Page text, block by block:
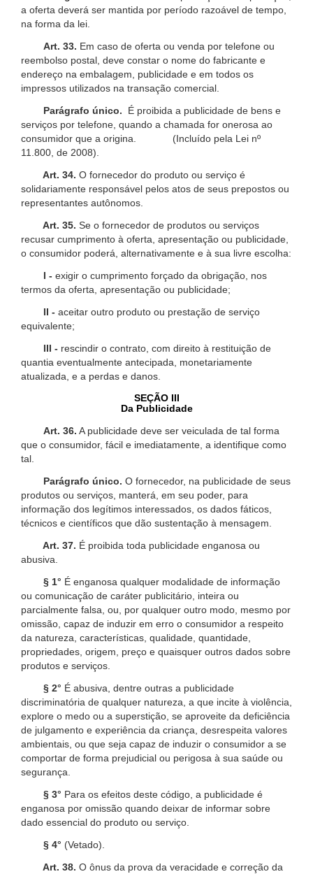
a oferta deverá ser mantida por período razoável de tempo,
na forma da lei.
Art. 33. Em caso de oferta ou venda por telefone ou
reembolso postal, deve constar o nome do fabricante e
endereço na embalagem, publicidade e em todos os
impressos utilizados na transação comercial.
Parágrafo único.
É proibida a publicidade de bens e
serviços por telefone, quando a chamada for onerosa ao
consumidor que a origina. (Incluído pela Lei nº
11.800, de 2008).
Art. 34. O fornecedor do produto ou serviço é
solidariamente responsável pelos atos de seus prepostos ou
representantes autônomos.
Art. 35. Se o fornecedor de produtos ou serviços
recusar cumprimento à oferta, apresentação ou publicidade,
o consumidor poderá, alternativamente e à sua livre escolha:
I - exigir o cumprimento forçado da obrigação, nos
termos da oferta, apresentação ou publicidade;
II - aceitar outro produto ou prestação de serviço
equivalente;
III - rescindir o contrato, com direito à restituição de
quantia eventualmente antecipada, monetariamente
atualizada, e a perdas e danos.
SEÇÃO III
Da Publicidade
Art. 36. A publicidade deve ser veiculada de tal forma
que o consumidor, fácil e imediatamente, a identifique como
tal.
Parágrafo único. O fornecedor, na publicidade de seus
produtos ou serviços, manterá, em seu poder, para
informação dos legítimos interessados, os dados fáticos,
técnicos e científicos que dão sustentação à mensagem.
Art. 37. É proibida toda publicidade enganosa ou
abusiva.
§ 1° É enganosa qualquer modalidade de informação
ou comunicação de caráter publicitário, inteira ou
parcialmente falsa, ou, por qualquer outro modo, mesmo por
omissão, capaz de induzir em erro o consumidor a respeito
da natureza, características, qualidade, quantidade,
propriedades, origem, preço e quaisquer outros dados sobre
produtos e serviços.
§ 2° É abusiva, dentre outras a publicidade
discriminatória de qualquer natureza, a que incite à violência,
explore o medo ou a superstição, se aproveite da deficiência
de julgamento e experiência da criança, desrespeita valores
ambientais, ou que seja capaz de induzir o consumidor a se
comportar de forma prejudicial ou perigosa à sua saúde ou
segurança.
§ 3° Para os efeitos deste código, a publicidade é
enganosa por omissão quando deixar de informar sobre
dado essencial do produto ou serviço.
§ 4° (Vetado).
Art. 38. O ônus da prova da veracidade e correção da